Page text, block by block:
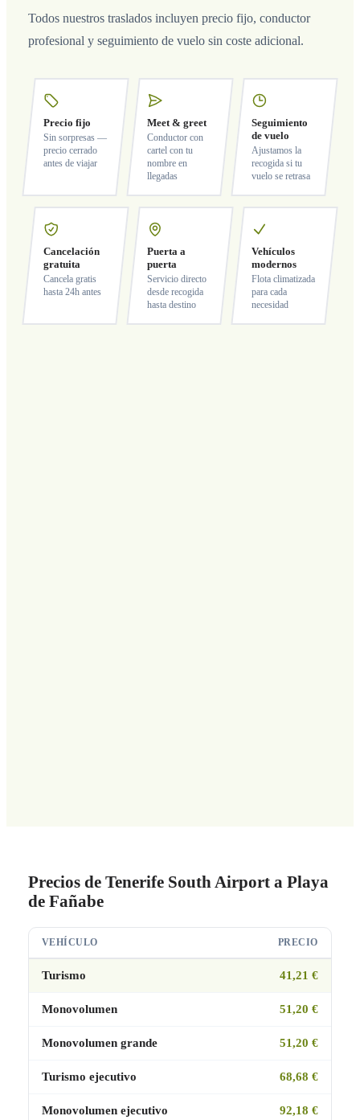
Todos nuestros traslados incluyen precio fijo, conductor
profesional y seguimiento de vuelo sin coste adicional.
Precio fijo
Sin sorpresas —
precio cerrado
antes de viajar
Meet & greet
Conductor con
cartel con tu
nombre en
llegadas
Seguimiento
de vuelo
Ajustamos la
recogida si tu
vuelo se retrasa
Cancelación
gratuita
Cancela gratis
hasta 24h antes
Puerta a
puerta
Servicio directo
desde recogida
hasta destino
Vehículos
modernos
Flota climatizada
para cada
necesidad
Precios de Tenerife South Airport a Playa
de Fañabe
VEHÍCULO PRECIO
Turismo 41,21 €
Monovolumen 51,20 €
Monovolumen grande 51,20 €
Turismo ejecutivo 68,68 €
Monovolumen ejecutivo 92,18 €